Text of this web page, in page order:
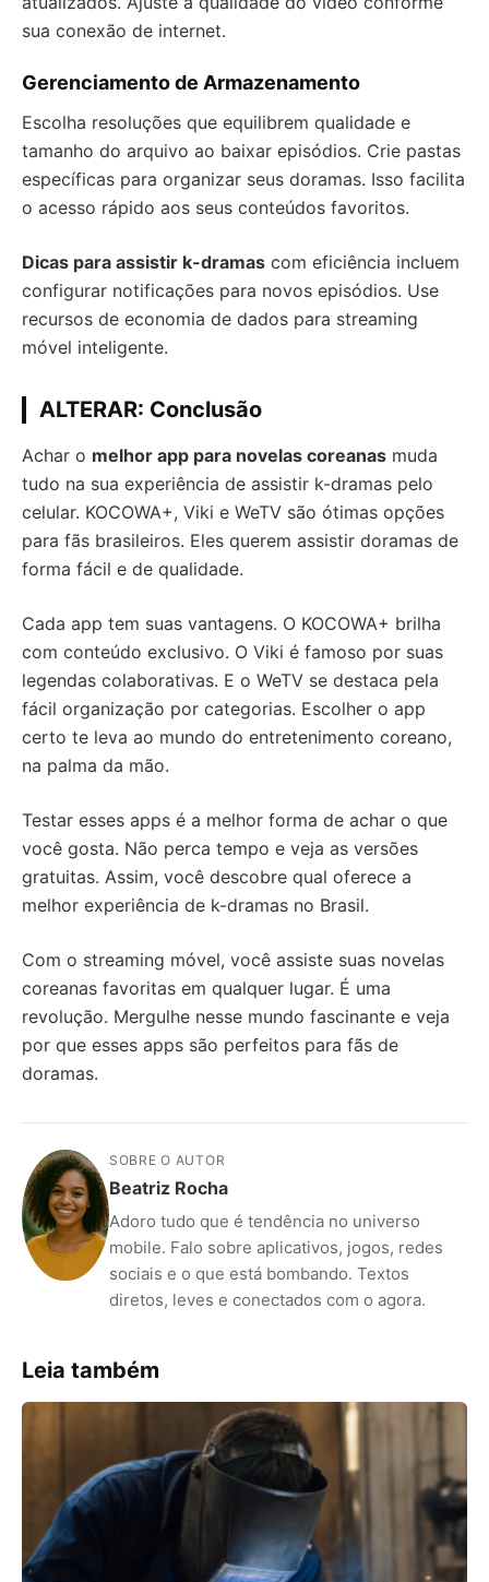
sua conexão de internet.
Gerenciamento de Armazenamento
Escolha resoluções que equilibrem qualidade e
tamanho do arquivo ao baixar episódios. Crie pastas
específicas para organizar seus doramas. Isso facilita
o acesso rápido aos seus conteúdos favoritos.
Dicas para assistir k-dramas com eficiência incluem
configurar notificações para novos episódios. Use
recursos de economia de dados para streaming
móvel inteligente.
ALTERAR: Conclusão
Achar o melhor app para novelas coreanas muda
tudo na sua experiência de assistir k-dramas pelo
celular. KOCOWA+, Viki e WeTV são ótimas opções
para fãs brasileiros. Eles querem assistir doramas de
forma fácil e de qualidade.
Cada app tem suas vantagens. O KOCOWA+ brilha
com conteúdo exclusivo. O Viki é famoso por suas
legendas colaborativas. E o WeTV se destaca pela
fácil organização por categorias. Escolher o app
certo te leva ao mundo do entretenimento coreano,
na palma da mão.
Testar esses apps é a melhor forma de achar o que
você gosta. Não perca tempo e veja as versões
gratuitas. Assim, você descobre qual oferece a
melhor experiência de k-dramas no Brasil.
Com o streaming móvel, você assiste suas novelas
coreanas favoritas em qualquer lugar. É uma
revolução. Mergulhe nesse mundo fascinante e veja
por que esses apps são perfeitos para fãs de
doramas.
SOBRE O AUTOR
Beatriz Rocha
Adoro tudo que é tendência no universo
mobile. Falo sobre aplicativos, jogos, redes
sociais e o que está bombando. Textos
diretos, leves e conectados com o agora.
Leia também